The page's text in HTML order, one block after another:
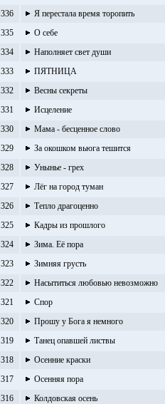
336
Я перестала время торопить
335
О себе
334
Наполняет свет души
333
ПЯТНИЦА
332
Весны секреты
331
Исцеление
330
Мама - бесценное слово
329
За окошком вьюга тешится
328
Унынье - грех
327
Лёг на город туман
326
Тепло драгоценно
325
Кадры из прошлого
324
Зима. Её пора
323
Зимняя грусть
322
Насытиться любовью невозможно
321
Спор
320
Прошу у Бога я немного
319
Танец опавшей листвы
318
Осенние краски
317
Осенняя пора
316
Колдовская осень